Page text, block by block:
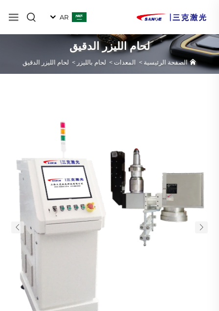
AR
لحام الليزر الدقيق
الصفحة الرئيسية > المعدات > لحام بالليزر > لحام الليزر الدقيق